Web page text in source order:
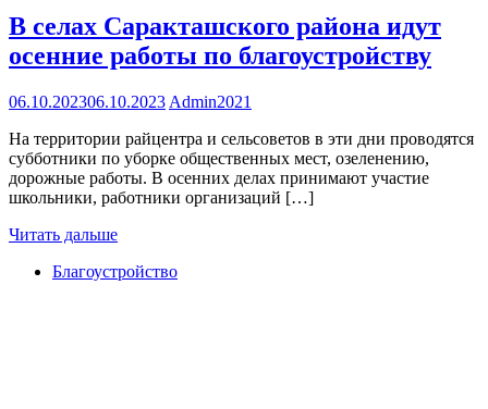
В селах Саракташского района идут
осенние работы по благоустройству
06.10.202306.10.2023 Admin2021
На территории райцентра и сельсоветов в эти дни проводятся
субботники по уборке общественных мест, озеленению,
дорожные работы. В осенних делах принимают участие
школьники, работники организаций […]
Читать дальше
Благоустройство